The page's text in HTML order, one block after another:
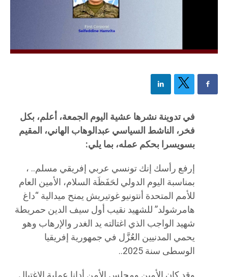
في تدوينة نشرها عشية اليوم الجمعة، أعلم، بكل
فخر، الناشط السياسي عبدالوهاب الهاني، المقيم
بسويسرا بحكم عمله، بما يلي:
إرفع رأسك إنك تونسي عربي إفريقي مسلم.. ،
بمناسبة اليوم الدولي لحَفَظَة السلام، الأمين العام
للأمم المتحدة أنتونيو غوتيريش يمنح ميدالية “داغ
هامرشولد” للشهيد نقيب أول سيف الدين حمريطة
شهيد الواجب الذي اغتالته يد الغدر والإرهاب وهو
يحمي المدنيين العُزَّل في جمهورية إفريقيا
الوسطى سنة 2025..